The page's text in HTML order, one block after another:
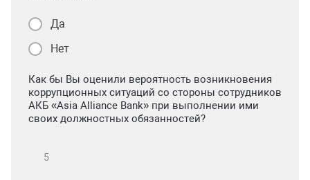
Да
Нет
Как бы Вы оценили вероятность возникновения
коррупционных ситуаций со стороны сотрудников
АКБ «Asia Alliance Bank» при выполнении ими
своих должностных обязанностей?